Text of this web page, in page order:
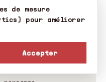
de mesure
pour améliorer
Accepter